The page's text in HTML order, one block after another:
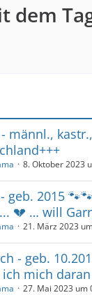
dem
männl.,
8. Oktober 2023
geb. 2015
💔 … will
21. März 2023
- geb.
mich
27. Mai 2023 um